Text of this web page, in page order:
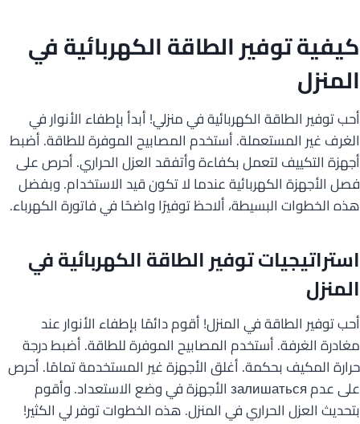
كيفية توفير الطاقة الكهربائية في
المنزل
أحب توفير الطاقة الكهربائية في منزلي! أبدأ بإطفاء الأنوار في
الغرف غير المستعملة. أستخدم المصابيح الموفرة للطاقة. أضبط
أجهزة التكييف لتعمل بكفاءة وأتفقد العزل الحراري. أحرص على
فصل الأجهزة الكهربائية عندما لا تكون قيد الاستخدام. وبفضل
هذه الخطوات البسيطة، ألاحظ توفيرًا واضحًا في فاتورة الكهرباء.
استراتيجيات توفير الطاقة الكهربائية في
المنزل
أحب توفير الطاقة في المنزل! أقوم دائمًا بإطفاء الأنوار عند
مغادرة الغرفة. أستخدم المصابيح الموفرة للطاقة. أضبط درجة
حرارة المكيف بحكمة. أغلق الأجهزة غير المستخدمة تمامًا. أحرص
على عدم залишаться الأجهزة في وضع الاستعداد. وأقوم
بتحديث العزل الحراري في المنزل. هذه الخطوات توفر لي الكثير!